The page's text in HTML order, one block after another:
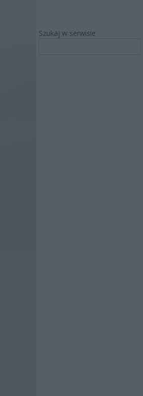
Szukaj w serwisie